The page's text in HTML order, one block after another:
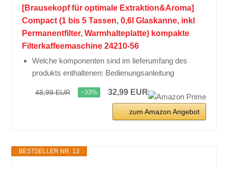
[Brausekopf für optimale Extraktion&Aroma]
Compact (1 bis 5 Tassen, 0,6l Glaskanne, inkl
Permanentfilter, Warmhalteplatte) kompakte
Filterkaffeemaschine 24210-56
Welche komponenten sind im lieferumfang des
produkts enthaltenen: Bedienungsanleitung
48,99 EUR −33% 32,99 EUR
zum Amazon Angebot
BESTSELLER NR. 13